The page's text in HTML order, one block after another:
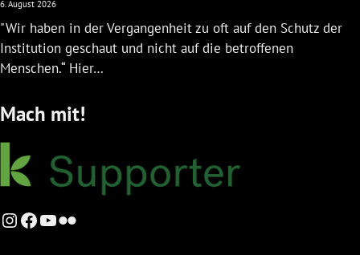
6. August 2026
"Wir haben in der Vergangenheit zu oft auf den Schutz der
Institution geschaut und nicht auf die betroffenen
Menschen.“ Hier…
Mach mit!
Instagram
Facebook
YouTube
Flickr